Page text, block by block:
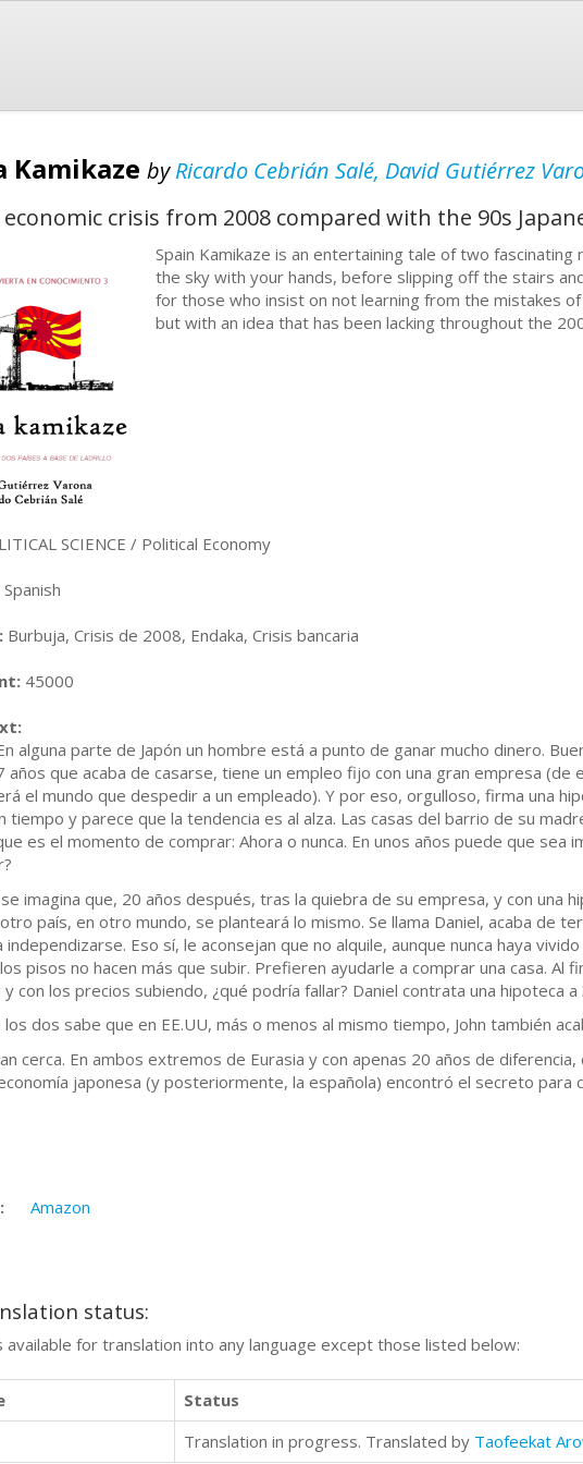
Kamikaze byRicardo Cebrián Salé, David Gutiérrez
crisis from 2008 compared with the 90s
Spain Kamikaze is an entertaining tale of two
the sky with your hands, before slipping off the stairs
for those who insist on not learning from the mistakes
but with an idea that has been lacking throughout the
SCIENCE / Political Economy
Spanish
Burbuja, Crisis de 2008, Endaka, Crisis bancaria
45000
alguna parte de Japón un hombre está a punto de ganar mucho dinero.
años que acaba de casarse, tiene un empleo fijo con una gran empresa (de
el mundo que despedir a un empleado). Y por eso, orgulloso, firma una
tiempo y parece que la tendencia es al alza. Las casas del barrio de su
es el momento de comprar: Ahora o nunca. En unos años puede que sea
imagina que, 20 años después, tras la quiebra de su empresa, y con una
país, en otro mundo, se planteará lo mismo. Se llama Daniel, acaba de
independizarse. Eso sí, le aconsejan que no alquile, aunque nunca haya
pisos no hacen más que subir. Prefieren ayudarle a comprar una casa. Al
con los precios subiendo, ¿qué podría fallar? Daniel contrata una hipoteca
los dos sabe que en EE.UU, más o menos al mismo tiempo, John también
cerca. En ambos extremos de Eurasia y con apenas 20 años de
japonesa (y posteriormente, la española) encontró el secreto para
Amazon
status:
available for translation into any language except those listed below:
Status
Translation in progress. Translated by Taofeekat